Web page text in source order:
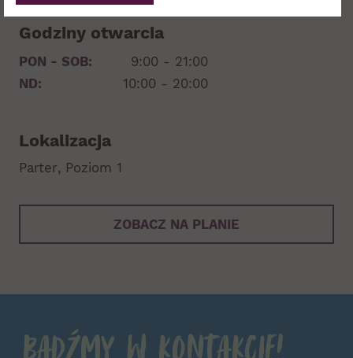
Godziny otwarcia
PON - SOB:
9:00 - 21:00
ND:
10:00 - 20:00
Lokalizacja
Parter Poziom 1
ZOBACZ NA PLANIE